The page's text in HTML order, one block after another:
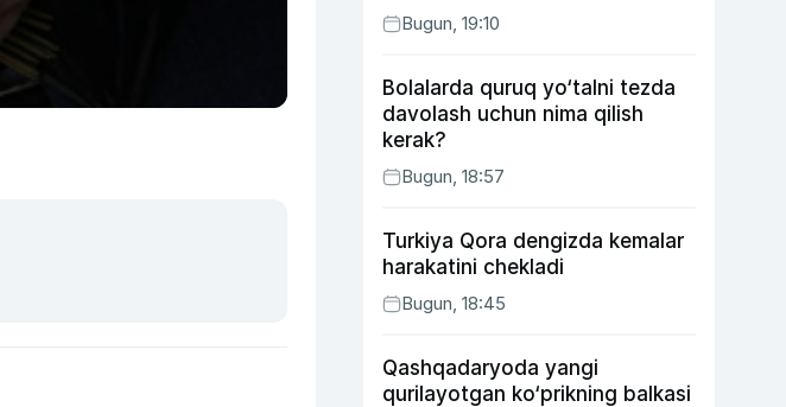
rejasini ishlab chiqishni
ma’qulladi
Bugun, 19:10
Bolalarda quruq yo‘talni tezda
davolash uchun nima qilish
kerak?
Bugun, 18:57
Turkiya Qora dengizda kemalar
harakatini chekladi
Bugun, 18:45
Qashqadaryoda yangi
qurilayotgan ko‘prikning balkasi